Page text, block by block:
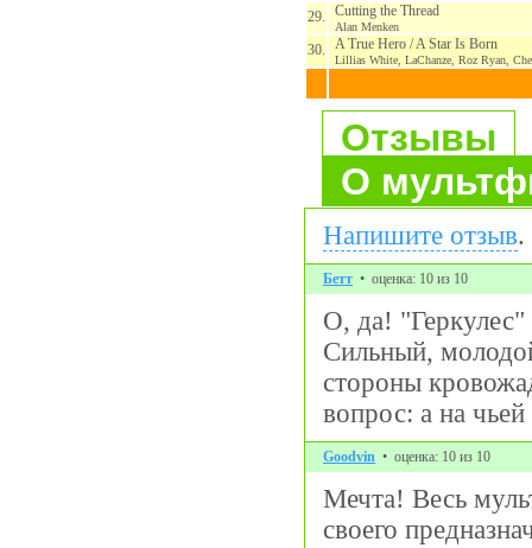
29. Cutting the Thread
Alan Menken
30. A True Hero / A Star Is Born
Lillias White, LaChanze, Roz Ryan,
Отзывы
О
Напишите отзыв.
Бетт • оценка: 10 из 10
О, да! "Геркулес"
Сильный,
стороны
вопрос: а на
Goodvin • оценка: 10 из 10
Мечта! Весь
своего